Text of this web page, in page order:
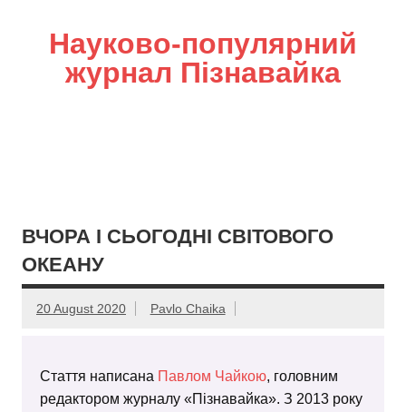
Науково-популярний
журнал Пізнавайка
ВЧОРА І СЬОГОДНІ СВІТОВОГО
ОКЕАНУ
20 August 2020 Pavlo Chaika
Стаття написана Павлом Чайкою, головним
редактором журналу «Пізнавайка». З 2013 року